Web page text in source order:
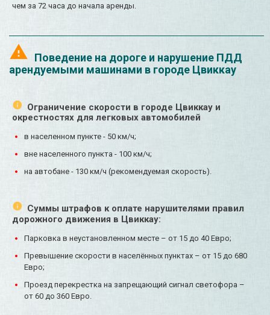
чем за 72 часа до начала аренды.
Поведение на дороге и нарушение ПДД
арендуемыми машинами в городе Цвиккау
Ограничение скорости в городе Цвиккау и
окрестностях для легковых автомобилей
в населенном пункте - 50 км/ч;
вне населенного пункта - 100 км/ч;
на автобане - 130 км/ч (рекомендуемая скорость).
Суммы штрафов к оплате нарушителями правил
дорожного движения в Цвиккау:
Парковка в неустановленном месте – от 15 до 40 Евро;
Превышение скорости в населённых пунктах – от 15 до 680
Евро;
Проезд перекрестка на запрещающий сигнал светофора –
от 60 до 360 Евро.